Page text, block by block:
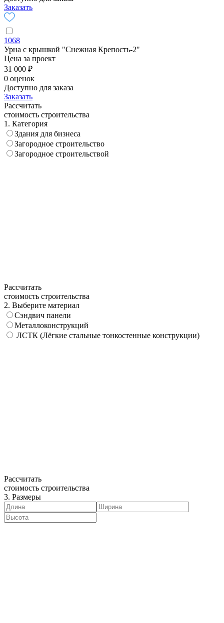
Заказать
1068
Урна с крышкой "Снежная Крепость-2"
Цена за проект
31 000 ₽
0 оценок
Доступно для заказа
Заказать
Рассчитать
стоимость строительства
1. Категория
Здания для бизнеса
Загородное строительство
Загородное строительствой
Рассчитать
стоимость строительства
2. Выберите материал
Сэндвич панели
Металлоконструкций
ЛСТК (Лёгкие стальные тонкостенные конструкции)
Рассчитать
стоимость строительства
3. Размеры